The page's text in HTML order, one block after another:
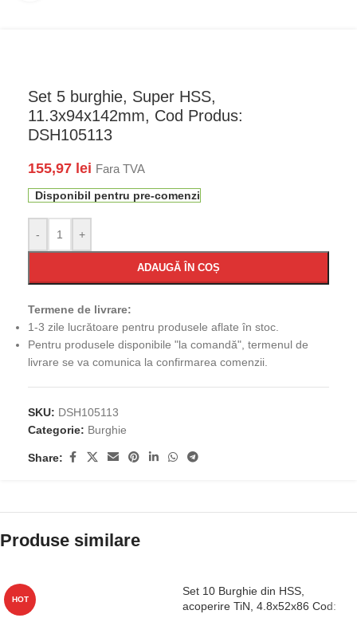
Set 5 burghie, Super HSS,
11.3x94x142mm, Cod Produs:
DSH105113
155,97 lei Fara TVA
Disponibil pentru pre-comenzi
- +
ADAUGĂ ÎN COȘ
Termene de livrare:
1-3 zile lucrătoare pentru produsele aflate în stoc.
Pentru produsele disponibile "la comandă", termenul de
livrare se va comunica la confirmarea comenzii.
SKU: DSH105113
Categorie: Burghie
Share:
Produse similare
HOT
Set 10 Burghie din HSS,
acoperire TiN, 4.8x52x86 Cod: